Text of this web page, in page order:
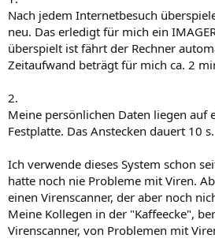
Nach jedem Internetbesuch
neu. Das erledigt für mich ein
überspielt ist fährt der Rechner
Zeitaufwand beträgt für mich ca. 2
2.
Meine persönlichen Daten liegen auf
Festplatte. Das Anstecken dauert 10 s.
Ich verwende dieses System schon
hatte noch nie Probleme mit Viren.
einen Virenscanner, der aber noch
Meine Kollegen in der "Kaffeecke",
Virenscanner, von Problemen mit